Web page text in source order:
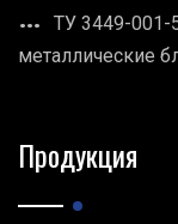
ТУ 3449-001-
металлические
Продукция